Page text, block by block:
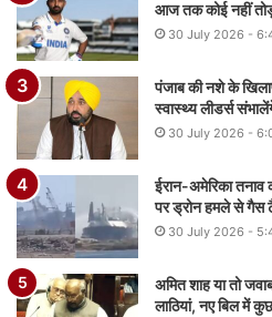
आज तक कोई नहीं
30 July 2026 -
पंजाब की नशे के
स्वास्थ्य लीडर्स संभालेंगे
30 July 2026 -
ईरान-अमेरिका तनाव
पर ड्रोन हमले से गैस
30 July 2026 -
अमित शाह या तो
लाठियां, नए बिल में